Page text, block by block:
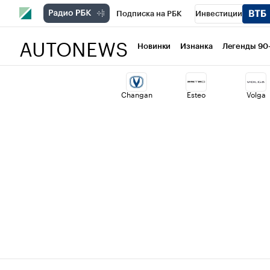
Подписка на РБК Инвестиции
Национальные проекты Город
Кредитные рейтинги Франшизы
AUTONEWS Новинки Изнанка Легенды
Changan Esteo Volga